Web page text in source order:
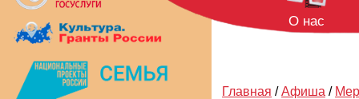
О нас
Главная / Афиша /